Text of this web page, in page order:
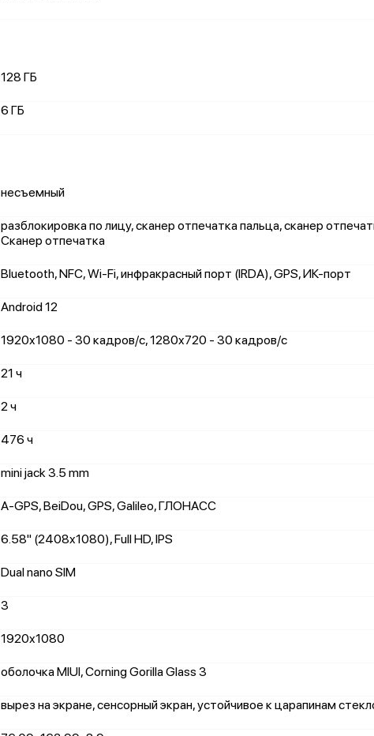
128 ГБ
6 ГБ
несъемный
разблокировка по лицу, сканер отпечатка пальца, сканер
Сканер отпечатка
Bluetooth, NFC, Wi-Fi, инфракрасный порт (IRDA), GPS, ИК-порт
Android 12
1920x1080 - 30 кадров/с, 1280x720 - 30 кадров/с
21 ч
2 ч
476 ч
mini jack 3.5 mm
A-GPS, BeiDou, GPS, Galileo, ГЛОНАСС
6.58" (2408x1080), Full HD, IPS
Dual nano SIM
3
1920x1080
оболочка MIUI, Corning Gorilla Glass 3
вырез на экране, сенсорный экран, устойчивое к царапинам